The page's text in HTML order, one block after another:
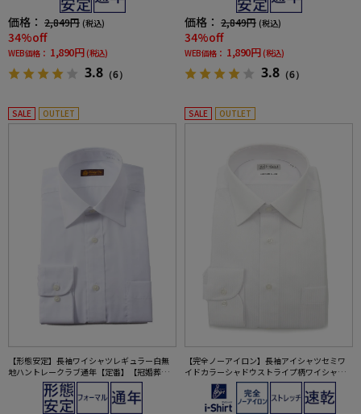
価格： 2,849円 (税込)
34%off
WEB価格： 1,890円 (税込)
3.8 （6）
価格： 2,849円 (税込)
34%off
WEB価格： 1,890円 (税込)
3.8 （6）
SALE OUTLET
【形態安定】長袖ワイシャツレギュラー白無
地ハントレークラブ通年【定番】【冠婚葬祭/
リクルート使用可】
SALE OUTLET
【完全ノーアイロン】長袖アイシャツセミワ
イドカラーシャドウストライプ柄ワイシャツi-
shirt通年